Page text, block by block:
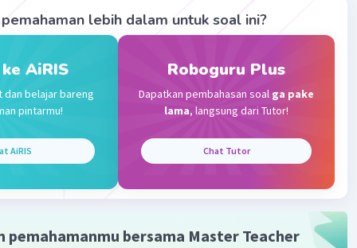
Gold Level 87
terverifikasi
8 bunga di vas.
10 bunga.
yang harus diambil dari vas?
2 bunga dari vas tersebut.
lebih dalam untuk soal ini?
AiRIS
dan belajar bareng
pintarmu!
AiRIS
Roboguru Plus
Dapatkan pembahasan soal ga pake
lama, langsung dari Tutor!
Chat Tutor
pemahamanmu bersama Master Teacher